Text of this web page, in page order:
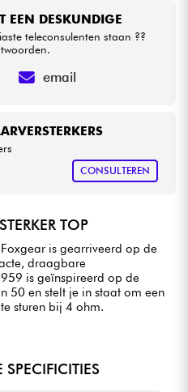
merken
CONSULTEREN
EEN DESKUNDIGE
teleconsulenten staan ??
email
TOP
is gearriveerd op de
draagbare
is geïnspireerd op de
50 en stelt je in staat om een
sturen bij 4 ohm.